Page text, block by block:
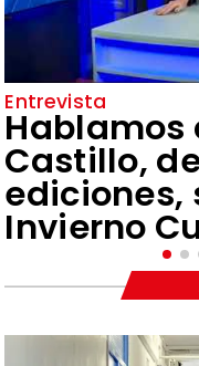
Entrevista
Hablamos
Castillo,
ediciones,
Invierno